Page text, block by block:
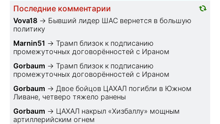
Последние комментарии
Vova18 → Бывший лидер ШАС вернется в большую
политику
Marnin51 → Трамп близок к подписанию
промежуточных договорённостей с Ираном
Gorbaum → Трамп близок к подписанию
промежуточных договорённостей с Ираном
Gorbaum → Двое бойцов ЦАХАЛ погибли в Южном
Ливане, четверо тяжело ранены
Gorbaum → ЦАХАЛ накрыл «Хизбаллу» мощным
артиллерийским огнем